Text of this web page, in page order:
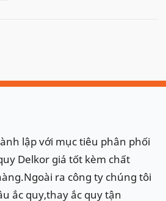
lập với mục tiêu phân phối
Delkor giá tốt kèm chất
ra công ty chúng tôi
ắc quy,thay ắc quy tận